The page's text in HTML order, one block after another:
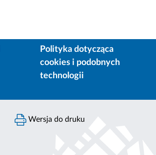
Polityka dotycząca
cookies i podobnych
technologii
Wersja do druku